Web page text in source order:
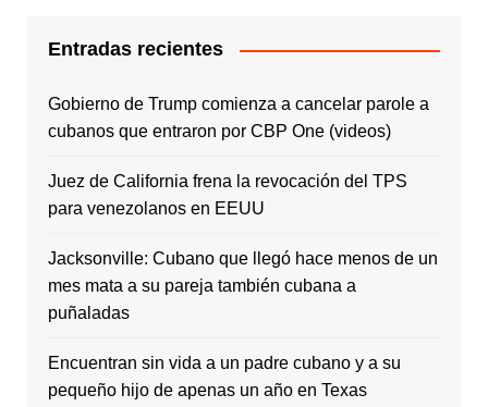
Entradas recientes
Gobierno de Trump comienza a cancelar parole a
cubanos que entraron por CBP One (videos)
Juez de California frena la revocación del TPS
para venezolanos en EEUU
Jacksonville: Cubano que llegó hace menos de un
mes mata a su pareja también cubana a
puñaladas
Encuentran sin vida a un padre cubano y a su
pequeño hijo de apenas un año en Texas